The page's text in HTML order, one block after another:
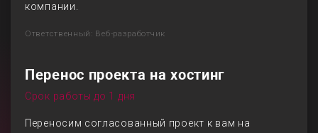
компании.
Ответственный: Веб-разработчик
Перенос проекта на хостинг
Срок работы до 1 дня
Переносим согласованный проект к вам на